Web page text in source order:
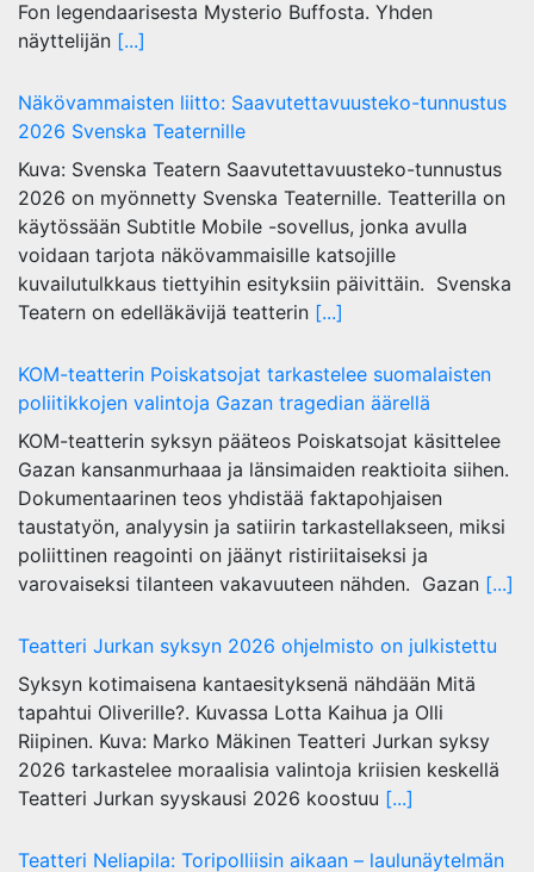
Fon legendaarisesta Mysterio Buffosta. Yhden
näyttelijän [...]
Näkövammaisten liitto: Saavutettavuusteko-tunnustus
2026 Svenska Teaternille
Kuva: Svenska Teatern Saavutettavuusteko-tunnustus
2026 on myönnetty Svenska Teaternille. Teatterilla on
käytössään Subtitle Mobile -sovellus, jonka avulla
voidaan tarjota näkövammaisille katsojille
kuvailutulkkaus tiettyihin esityksiin päivittäin. Svenska
Teatern on edelläkävijä teatterin [...]
KOM-teatterin Poiskatsojat tarkastelee suomalaisten
poliitikkojen valintoja Gazan tragedian äärellä
KOM-teatterin syksyn pääteos Poiskatsojat käsittelee
Gazan kansanmurhaaa ja länsimaiden reaktioita siihen.
Dokumentaarinen teos yhdistää faktapohjaisen
taustatyön, analyysin ja satiirin tarkastellakseen, miksi
poliittinen reagointi on jäänyt ristiriitaiseksi ja
varovaiseksi tilanteen vakavuuteen nähden. Gazan [...]
Teatteri Jurkan syksyn 2026 ohjelmisto on julkistettu
Syksyn kotimaisena kantaesityksenä nähdään Mitä
tapahtui Oliverille?. Kuvassa Lotta Kaihua ja Olli
Riipinen. Kuva: Marko Mäkinen Teatteri Jurkan syksy
2026 tarkastelee moraalisia valintoja kriisien keskellä
Teatteri Jurkan syyskausi 2026 koostuu [...]
Teatteri Neliapila: Toripolliisin aikaan – laulunäytelmän